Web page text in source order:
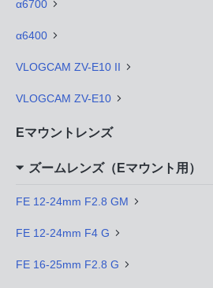
α6700
α6400
VLOGCAM ZV-E10 II
VLOGCAM ZV-E10
Eマウントレンズ
ズームレンズ（Eマウント用）
FE 12-24mm F2.8 GM
FE 12-24mm F4 G
FE 16-25mm F2.8 G